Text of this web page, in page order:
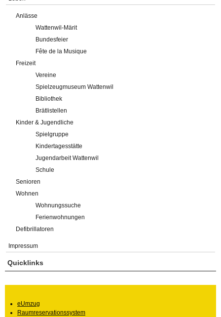
Anlässe
Wattenwil-Märit
Bundesfeier
Fête de la Musique
Freizeit
Vereine
Spielzeugmuseum Wattenwil
Bibliothek
Brätlistellen
Kinder & Jugendliche
Spielgruppe
Kindertagesstätte
Jugendarbeit Wattenwil
Schule
Senioren
Wohnen
Wohnungssuche
Ferienwohnungen
Defibrillatoren
Impressum
Quicklinks
eUmzug
Raumreservationssystem